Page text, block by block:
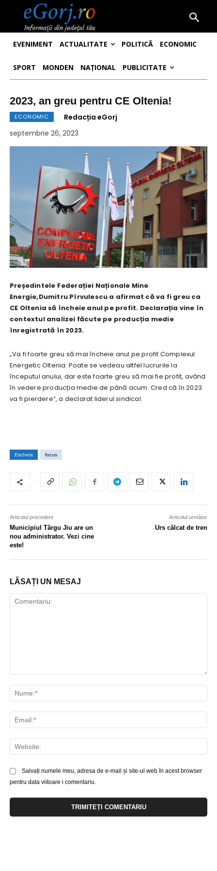
EVENIMENT ACTUALITATE POLITICĂ ECONOMIC
SPORT MONDEN NAȚIONAL PUBLICITATE
2023, an greu pentru CE Oltenia!
ECONOMIC
Redacția eGorj
septembrie 26, 2023
Președintele Federației Naționale Mine
Energie,Dumitru Pîrvulescu a afirmat că va fi greu ca
CE Oltenia să încheie anul pe profit. Declarația vine în
contextul analizei făcute pe producția medie
înregistrată în 2023.
„Va fi foarte greu să mai încheie anul pe profit Complexul
Energetic Oltenia. Poate se vedeau altfel lucrurile la
începutul anului, dar este foarte greu să mai fie profit, având
în vedere producția medie de până acum. Cred că în 2023
va fi pierdere”, a declarat liderul sindical.
Eticheta focus
Articolul precedent
Municipiul Târgu Jiu are un
nou administrator. Vezi cine
este!
Articolul următor
Urs călcat de tren
LĂSAȚI UN MESAJ
Salvați numele meu, adresa de e-mail și site-ul web în acest browser
pentru data viitoare i comentariu.